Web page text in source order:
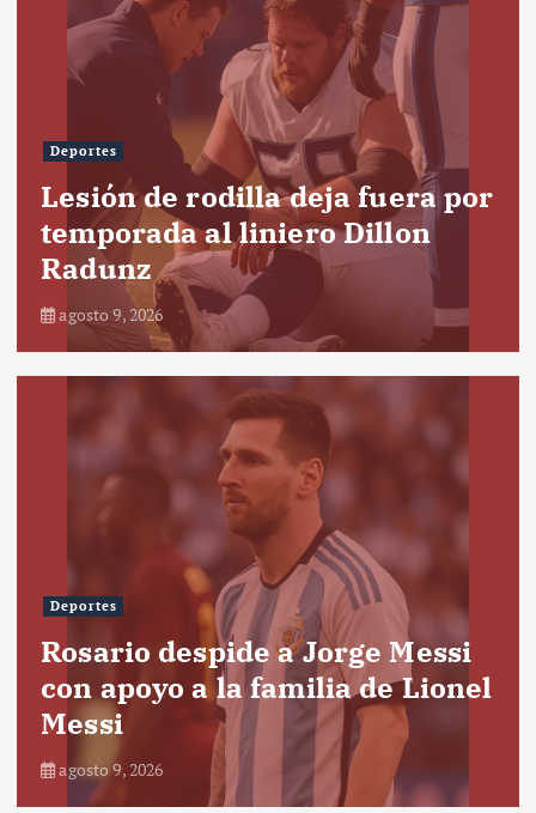
Deportes
Lesión de rodilla deja fuera por
temporada al liniero Dillon
Radunz
agosto 9, 2026
Deportes
Rosario despide a Jorge Messi
con apoyo a la familia de Lionel
Messi
agosto 9, 2026